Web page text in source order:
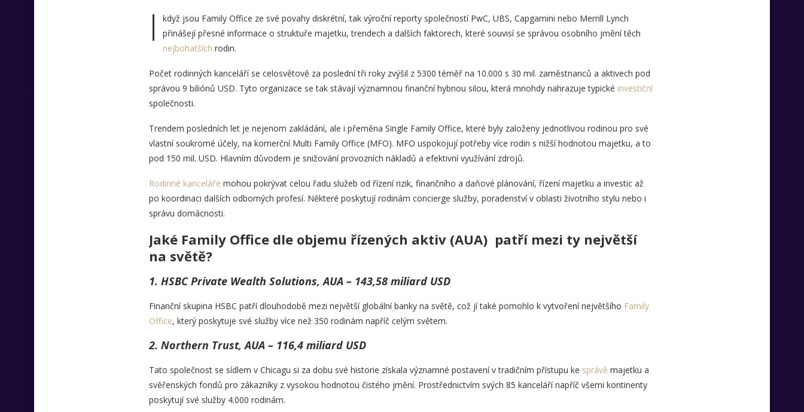
I
když jsou Family Office ze své povahy diskrétní, tak výroční reporty společností PwC, UBS, Capgamini nebo Merrill Lynch
přinášejí přesné informace o struktuře majetku, trendech a dalších faktorech, které souvisí se správou osobního jmění těch
nejbohatších rodin.
Počet rodinných kanceláří se celosvětově za poslední tři roky zvýšil z 5300 téměř na 10.000 s 30 mil. zaměstnanců a aktivech pod
správou 9 biliónů USD. Tyto organizace se tak stávají významnou finanční hybnou silou, která mnohdy nahrazuje typické investiční
společnosti.
Trendem posledních let je nejenom zakládání, ale i přeměna Single Family Office, které byly založeny jednotlivou rodinou pro své
vlastní soukromé účely, na komerční Multi Family Office (MFO). MFO uspokojují potřeby více rodin s nižší hodnotou majetku, a to
pod 150 mil. USD. Hlavním důvodem je snižování provozních nákladů a efektivní využívání zdrojů.
Rodinné kanceláře mohou pokrývat celou řadu služeb od řízení rizik, finančního a daňové plánování, řízení majetku a investic až
po koordinaci dalších odborných profesí. Některé poskytují rodinám concierge služby, poradenství v oblasti životního stylu nebo i
správu domácnosti.
Jaké Family Office dle objemu řízených aktiv (AUA) patří mezi ty největší
na světě?
1. HSBC Private Wealth Solutions, AUA – 143,58 miliard USD
Finanční skupina HSBC patří dlouhodobě mezi největší globální banky na světě, což jí také pomohlo k vytvoření největšího Family
Office, který poskytuje své služby více než 350 rodinám napříč celým světem.
2. Northern Trust, AUA – 116,4 miliard USD
Tato společnost se sídlem v Chicagu si za dobu své historie získala významné postavení v tradičním přístupu ke správě majetku a
svěřenských fondů pro zákazníky z vysokou hodnotou čistého jmění. Prostřednictvím svých 85 kanceláří napříč všemi kontinenty
poskytují své služby 4.000 rodinám.